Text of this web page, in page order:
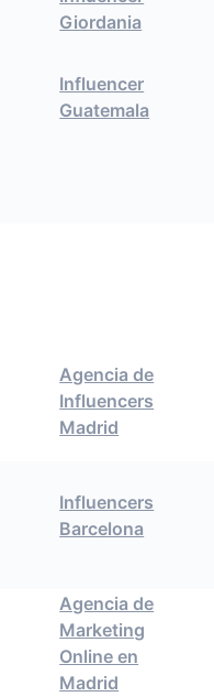
Giordania
Influencer
Guatemala
Agencia de
Influencers
Madrid
Influencers
Barcelona
Agencia de
Marketing
Online en
Madrid